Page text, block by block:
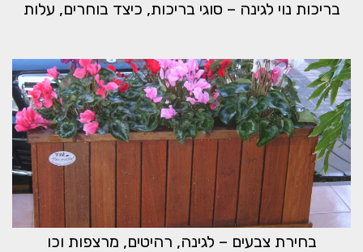
בריכות נוי לגינה – סוגי בריכות, כיצד בוחרים, עלות
בחירת צבעים – לגינה, רהיטים, מרצפות וכו